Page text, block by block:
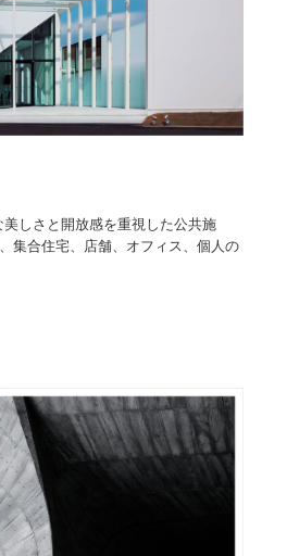
しさと開放感を重視した公共施
集合住宅、店舗、オフィス、個人の